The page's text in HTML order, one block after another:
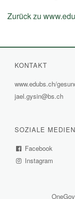
Zurück zu
KONTAKT
www.edubs.ch/
jael.gysin@bs.ch
SOZIALE MEDIEN
Facebook
Instagram